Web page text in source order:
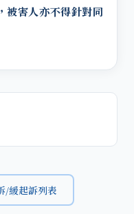
被害人亦不得針對同
/緩起訴列表